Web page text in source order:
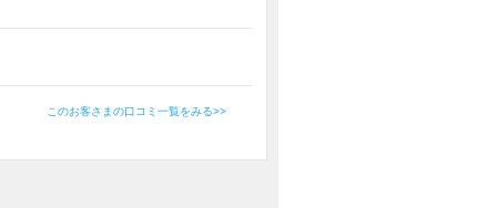
このお客さまの口コミ一覧をみる>>